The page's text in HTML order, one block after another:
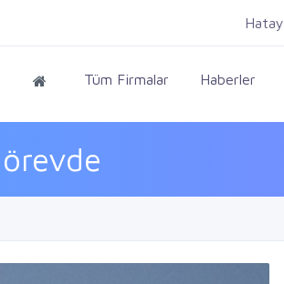
Tüm Firmalar Haberler
Hatay